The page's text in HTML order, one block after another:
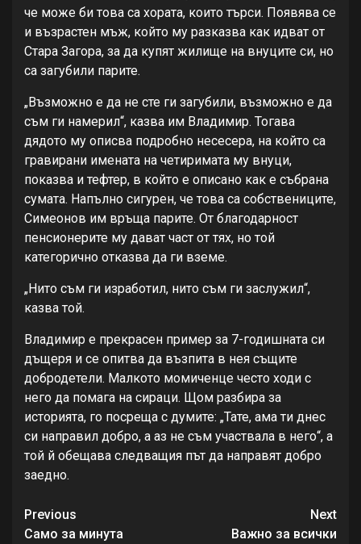
че може би това са хората, които търси. Появява се
и възрастен мъж, който му разказва как идват от
Стара Загора, за да купят жилище на внуците си, но
са загубили парите.
„Възможно е да не сте ги загубили, възможно е да
съм ги намерил“, казва им Владимир. Тогава
дядото му описва подробно несесера, на който са
гравирани имената на четиримата му внуци,
показва и тефтер, в който е описано как е събрана
сумата. Напълно сигурен, че това са собствениците,
Симеонов им връща парите. От благодарност
пенсионерите му дават част от тях, но той
категорично отказва да ги вземе.
„Нито съм ги изработил, нито съм ги заслужил“,
казва той.
Владимир е прекрасен пример за 7-годишната си
дъщеря и се опитва да възпита в нея същите
добродетели. Малкото момиченце често ходи с
него да помага на сираци. Щом разбира за
историята, го посреща с думите: „Тате, ама ти днес
си направил добро, а аз не съм участвала в него“, а
той й обещава следващия път да направят добро
заедно.
Continue
Previous
Сaмo зa минутa
Next
Важно за всички